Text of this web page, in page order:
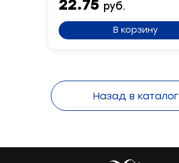
22.75 руб.
В корзину
Назад в каталог